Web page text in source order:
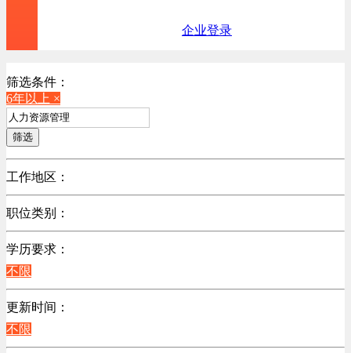
企业登录
筛选条件：
6年以上 ×
筛选
工作地区：
不限
职位类别：
不限
学历要求：
不限
更新时间：
不限